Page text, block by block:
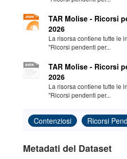
TAR Molise - Ricorsi
2026
La risorsa contiene tutte le
"Ricorsi pendenti per...
TAR Molise - Ricorsi
2026
La risorsa contiene tutte le
"Ricorsi pendenti per...
Contenziosi Ricorsi
Metadati del Dataset